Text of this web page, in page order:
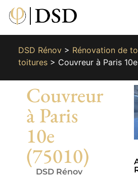
DSD Rénov> Rénovation de
toitures> Couvreur à Paris
Couvreur
à Paris
10e
(75010)
DSD Rénov